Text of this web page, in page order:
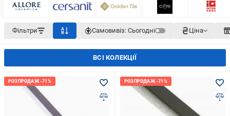
Фільтри Самовивіз: Сьогодні Ціна
ВСІ КОЛЕКЦІЇ